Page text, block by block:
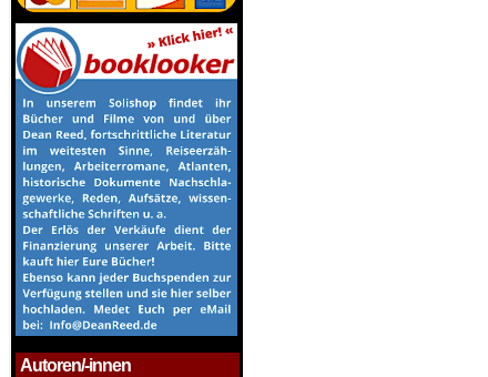
Autoren/-innen